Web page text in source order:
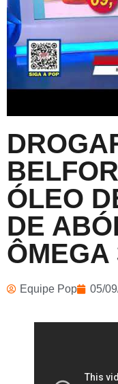
ÓLEO
DE
ÔMEGA
Equipe Pop 05/